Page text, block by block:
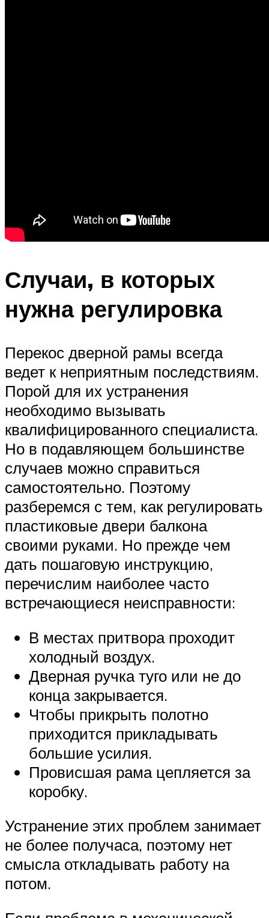
Случаи, в которых
нужна регулировка
Перекос дверной рамы всегда
ведет к неприятным последствиям.
Порой для их устранения
необходимо вызывать
квалифицированного специалиста.
Но в подавляющем большинстве
случаев можно справиться
самостоятельно. Поэтому
разберемся с тем, как регулировать
пластиковые двери балкона
своими руками. Но прежде чем
дать пошаговую инструкцию,
перечислим наиболее часто
встречающиеся неисправности:
В местах притвора проходит
холодный воздух.
Дверная ручка туго или не до
конца закрывается.
Чтобы прикрыть полотно
приходится прикладывать
большие усилия.
Провисшая рама цепляется за
коробку.
Устранение этих проблем занимает
не более получаса, поэтому нет
смысла откладывать работу на
потом.